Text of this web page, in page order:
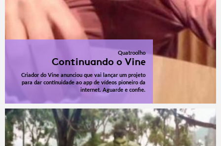
Quatroolho
Continuando o Vine
Criador do Vine anunciou que vai lançar um projeto
para dar continuidade ao app de vídeos pioneiro da
internet. Aguarde e confie.